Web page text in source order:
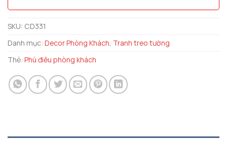
SKU: CD331
Danh mục: Decor Phòng Khách, Tranh treo tường
Thẻ: Phù điêu phòng khách